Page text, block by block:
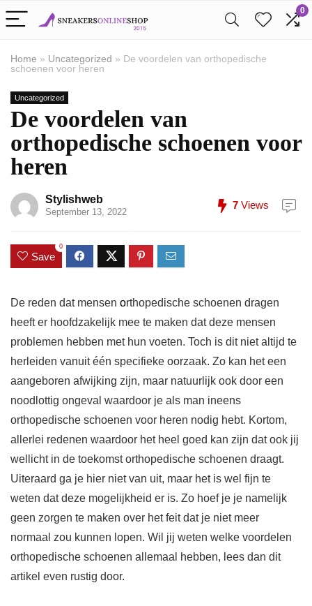
0
Home » Uncategorized » De voordelen van orthopedische
schoenen voor heren
Uncategorized
De voordelen van
orthopedische schoenen voor
heren
Stylishweb
September 13, 2022
7 Views
Save
0
De reden dat mensen orthopedische schoenen dragen
heeft er hoofdzakelijk mee te maken dat deze mensen
problemen hebben met hun voeten. Toch is dit niet altijd te
herleiden vanuit één specifieke oorzaak. Zo kan het een
aangeboren afwijking zijn, maar natuurlijk ook door een
noodlottig ongeval waardoor je als man ineens
orthopedische schoenen voor heren nodig hebt. Kortom,
allerlei redenen waardoor het heel goed kan zijn dat ook jij
wellicht in de toekomst orthopedische schoenen draagt.
Uiteraard ga je hier niet van uit, maar het is wel fijn te
weten dat deze mogelijkheid er is. Zo hoef je je namelijk
geen zorgen te maken over het feit dat je niet meer
normaal zou kunnen lopen. Wil jij weten welke voordelen
orthopedische schoenen allemaal hebben, lees dan dit
artikel even rustig door.